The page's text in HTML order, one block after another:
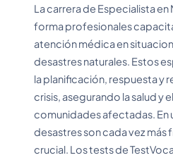
La carrera de Especialista
forma profesionales
atención médica en
desastres naturales. Estos
la planificación, respuesta y
crisis, asegurando la salud y
comunidades afectadas. En
desastres son cada vez más
crucial. Los tests de